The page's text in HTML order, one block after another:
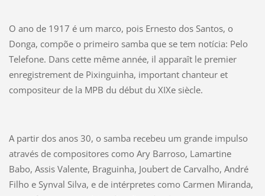
O ano de 1917 é um marco, pois Ernesto dos Santos, o
Donga, compõe o primeiro samba que se tem notícia: Pelo
Telefone. Dans cette même année, il apparaît le premier
enregistrement de Pixinguinha, important chanteur et
compositeur de la MPB du début du XIXe siècle.
A partir dos anos 30, o samba recebeu um grande impulso
através de compositores como Ary Barroso, Lamartine
Babo, Assis Valente, Braguinha, Joubert de Carvalho, André
Filho e Synval Silva, e de intérpretes como Carmen Miranda,